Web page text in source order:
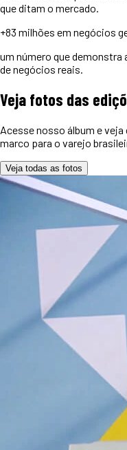
que ditam o mercado.
+83 milhões em negócios
um número que demonstra
de negócios reais.
Veja fotos das
Acesse nosso álbum e
marco para o varejo
Veja todas as fotos